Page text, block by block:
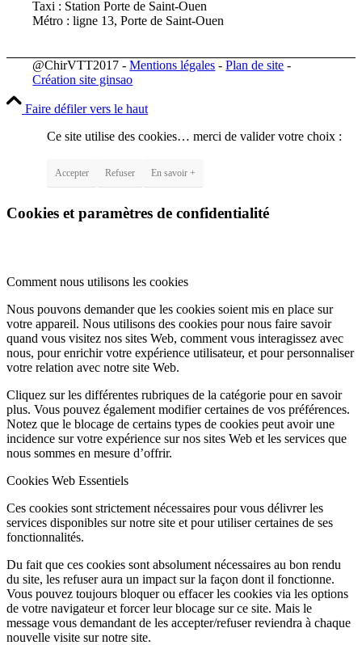
Taxi : Station Porte de Saint-Ouen
Métro : ligne 13, Porte de Saint-Ouen
@ChirVTT2017 -Mentions légales -Plan de site -
Création site ginsao
Faire défiler vers le haut
Ce site utilise des cookies… merci de valider votre choix :
Accepter Refuser En savoir +
Cookies et paramètres de confidentialité
Comment nous utilisons les cookies
Nous pouvons demander que les cookies soient mis en place sur
votre appareil. Nous utilisons des cookies pour nous faire savoir
quand vous visitez nos sites Web, comment vous interagissez avec
nous, pour enrichir votre expérience utilisateur, et pour personnaliser
votre relation avec notre site Web.
Cliquez sur les différentes rubriques de la catégorie pour en savoir
plus. Vous pouvez également modifier certaines de vos préférences.
Notez que le blocage de certains types de cookies peut avoir une
incidence sur votre expérience sur nos sites Web et les services que
nous sommes en mesure d’offrir.
Cookies Web Essentiels
Ces cookies sont strictement nécessaires pour vous délivrer les
services disponibles sur notre site et pour utiliser certaines de ses
fonctionnalités.
Du fait que ces cookies sont absolument nécessaires au bon rendu
du site, les refuser aura un impact sur la façon dont il fonctionne.
Vous pouvez toujours bloquer ou effacer les cookies via les options
de votre navigateur et forcer leur blocage sur ce site. Mais le
message vous demandant de les accepter/refuser reviendra à chaque
nouvelle visite sur notre site.